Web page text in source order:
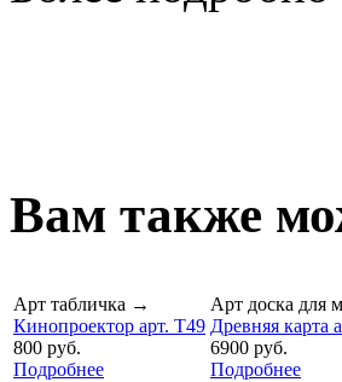
Вам также
Арт табличка →
Кинопроектор арт. T49
800 руб.
Подробнее
Арт доска для
Древняя карта
6900 руб.
Подробнее